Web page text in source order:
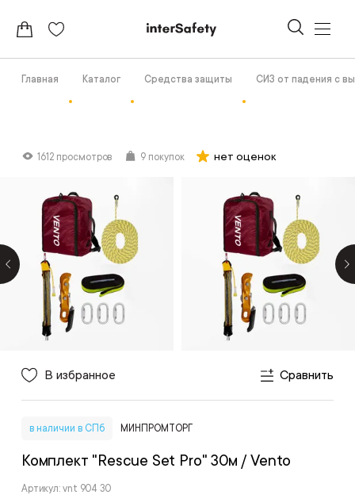
Главная Каталог Средства защиты СИЗ от падения с
1612 просмотров 9 покупок нет оценок
В избранное Сравнить
в наличии в СПб МИНПРОМТОРГ
Комплект "Rescue Set Pro" 30м / Vento
Артикул: vnt 904 30